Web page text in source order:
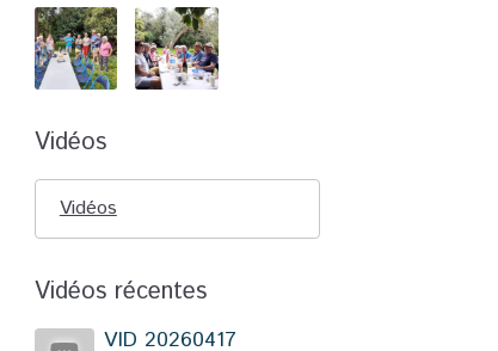
Vidéos
Vidéos
Vidéos récentes
VID 20260417